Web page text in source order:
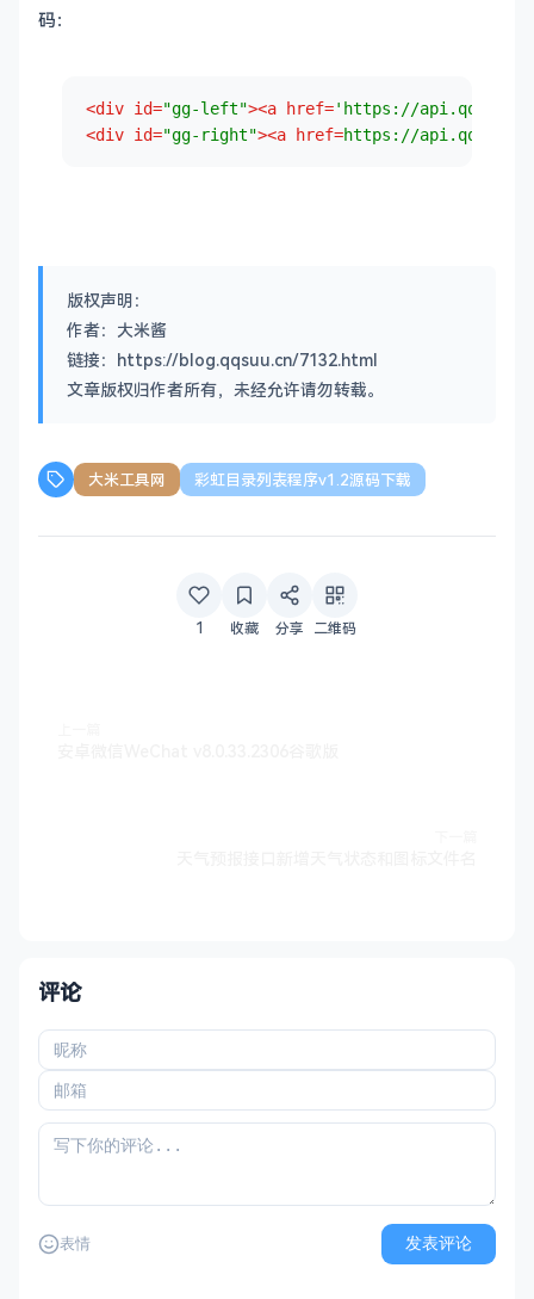
码：
<div id="gg-left"><a href='https://
<div id="gg-right"><a href=https://
版权声明：
作者：大米酱
链接：https://blog.qqsuu.cn/7132.html
文章版权归作者所有，未经允许请勿转载。
大米工具网 彩虹目录列表程序v1.2源码下载
1 收藏 分享 二维码
评论
表情 发表评论